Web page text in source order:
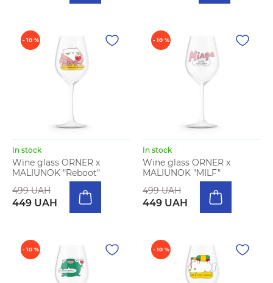
- 10 %
In stock
Wine glass ORNER x
MALIUNOK "Reboot"
499 UAH
449 UAH
- 10 %
In stock
Wine glass ORNER x
MALIUNOK "MILF"
499 UAH
449 UAH
- 10 % - 10 %